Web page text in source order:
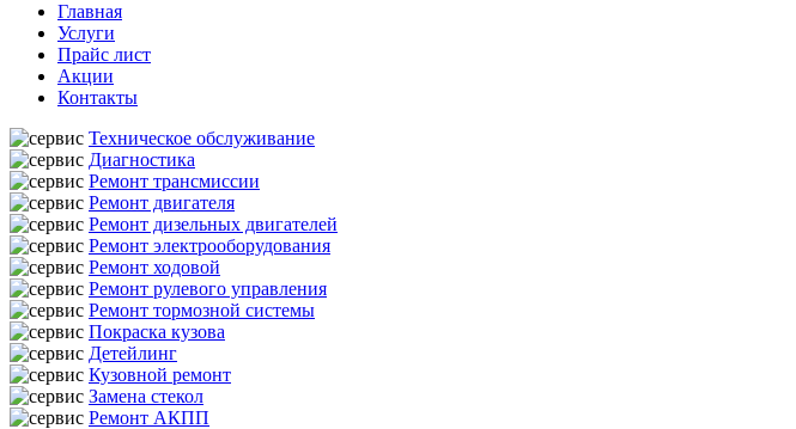
Главная
Услуги
Прайс лист
Акции
Контакты
Техническое обслуживание
Диагностика
Ремонт трансмиссии
Ремонт двигателя
Ремонт дизельных двигателей
Ремонт электрооборудования
Ремонт ходовой
Ремонт рулевого управления
Ремонт тормозной системы
Покраска кузова
Детейлинг
Кузовной ремонт
Замена стекол
Ремонт АКПП